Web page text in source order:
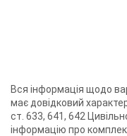
Вся інформація щодо
має довідковий
ст. 633, 641, 642
інформацію про